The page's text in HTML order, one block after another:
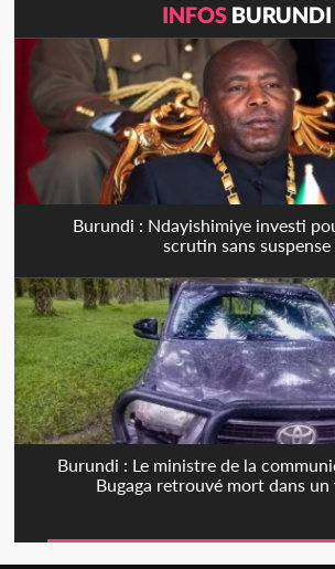
INFOS BURUNDI
Burundi : Ndayishimiye investi
scrutin sans suspense
Burundi : Le ministre de la
Bugaga retrouvé mort dans un